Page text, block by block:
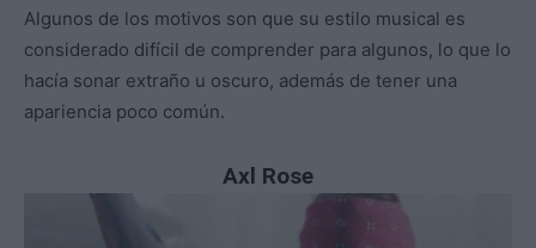
Algunos de los motivos son que su estilo musical es
considerado difícil de comprender para algunos, lo que lo
hacía sonar extraño u oscuro, además de tener una
apariencia poco común.
Axl Rose